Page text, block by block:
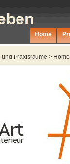
und Praxisräume > Home
Home